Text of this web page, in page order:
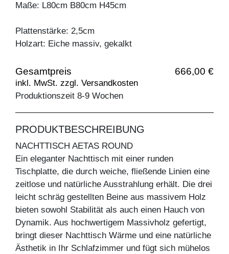
Maße: L80cm B80cm H45cm
Plattenstärke: 2,5cm
Holzart: Eiche massiv, gekalkt
Gesamtpreis 666,00 €
inkl. MwSt. zzgl. Versandkosten
Produktionszeit 8-9 Wochen
PRODUKTBESCHREIBUNG
NACHTTISCH AETAS ROUND
Ein eleganter Nachttisch mit einer runden
Tischplatte, die durch weiche, fließende Linien eine
zeitlose und natürliche Ausstrahlung erhält. Die drei
leicht schräg gestellten Beine aus massivem Holz
bieten sowohl Stabilität als auch einen Hauch von
Dynamik. Aus hochwertigem Massivholz gefertigt,
bringt dieser Nachttisch Wärme und eine natürliche
Ästhetik in Ihr Schlafzimmer und fügt sich mühelos